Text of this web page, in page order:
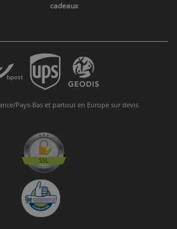
cadeaux
Pays-Bas et partout en Europe sur devis